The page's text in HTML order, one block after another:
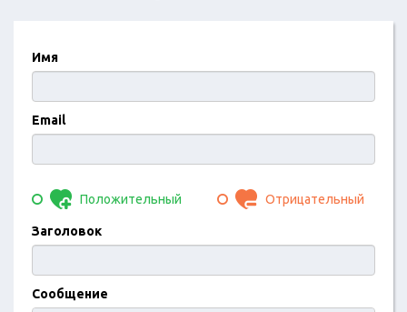
Имя
Email
Положительный Отрицательный
Заголовок
Сообщение